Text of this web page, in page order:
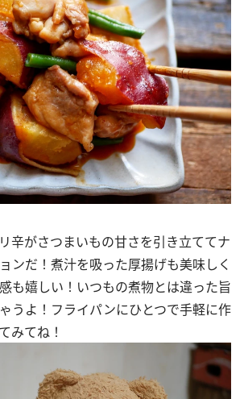
辛がさつまいもの甘さを引き立ててナ
ンだ！煮汁を吸った厚揚げも美味しく
も嬉しい！いつもの煮物とは違った旨
うよ！フライパンにひとつで手軽に作
みてね！